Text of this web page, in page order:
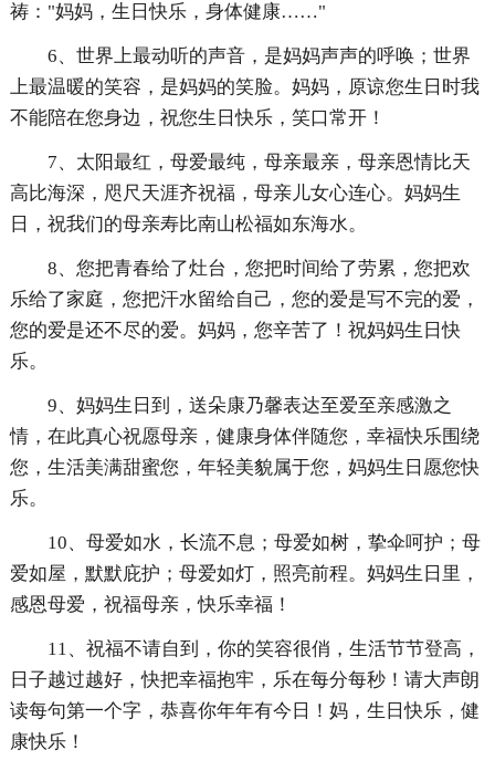
祷："妈妈，生日快乐，身体健康……"
6、世界上最动听的声音，是妈妈声声的呼唤；世界
上最温暖的笑容，是妈妈的笑脸。妈妈，原谅您生日时我
不能陪在您身边，祝您生日快乐，笑口常开！
7、太阳最红，母爱最纯，母亲最亲，母亲恩情比天
高比海深，咫尺天涯齐祝福，母亲儿女心连心。妈妈生
日，祝我们的母亲寿比南山松福如东海水。
8、您把青春给了灶台，您把时间给了劳累，您把欢
乐给了家庭，您把汗水留给自己，您的爱是写不完的爱，
您的爱是还不尽的爱。妈妈，您辛苦了！祝妈妈生日快
乐。
9、妈妈生日到，送朵康乃馨表达至爱至亲感激之
情，在此真心祝愿母亲，健康身体伴随您，幸福快乐围绕
您，生活美满甜蜜您，年轻美貌属于您，妈妈生日愿您快
乐。
10、母爱如水，长流不息；母爱如树，挚伞呵护；母
爱如屋，默默庇护；母爱如灯，照亮前程。妈妈生日里，
感恩母爱，祝福母亲，快乐幸福！
11、祝福不请自到，你的笑容很俏，生活节节登高，
日子越过越好，快把幸福抱牢，乐在每分每秒！请大声朗
读每句第一个字，恭喜你年年有今日！妈，生日快乐，健
康快乐！